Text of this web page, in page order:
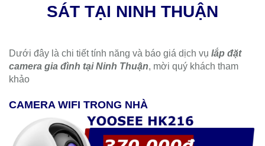
SÁT TẠI NINH THUẬN
Dưới đây là chi tiết tính năng và báo giá dịch vụ lắp đặt
camera gia đình tại Ninh Thuận, mời quý khách tham
khảo
CAMERA WIFI TRONG NHÀ